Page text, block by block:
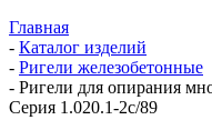
Главная
- Каталог изделий
- Ригели железобетонные
- Ригели для опирания
Серия 1.020.1-2с/89